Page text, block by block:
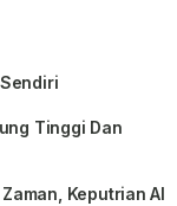
Tinggi Dan
Keputrian Al